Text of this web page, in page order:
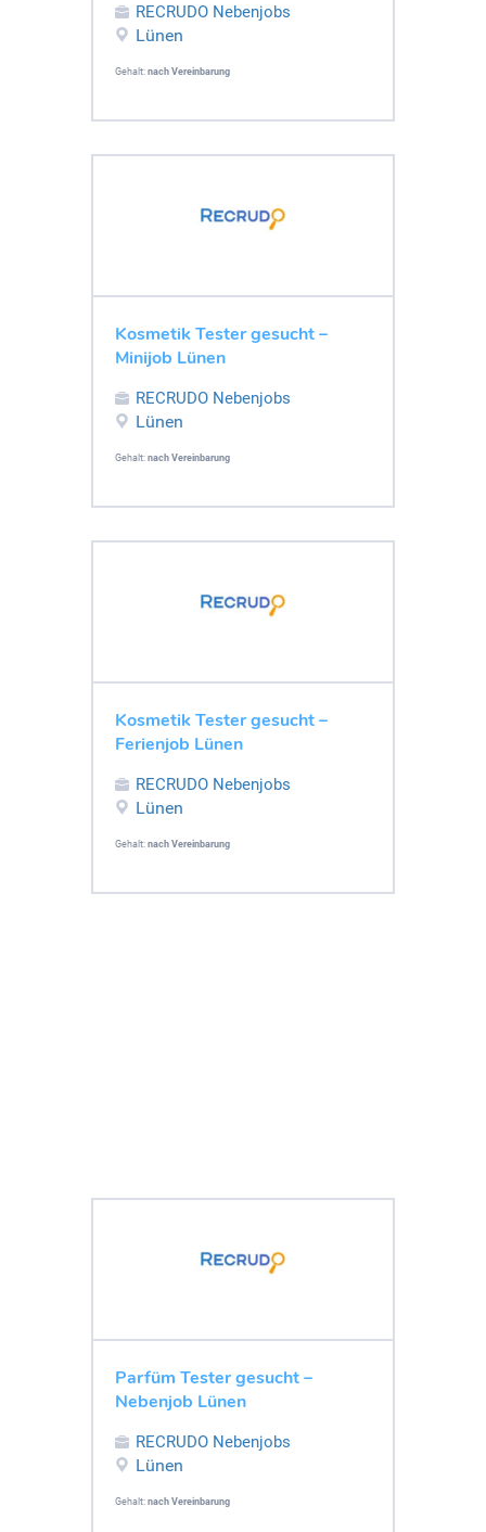
RECRUDO Nebenjobs
Lünen
Gehalt: nach Vereinbarung
Kosmetik Tester gesucht –
Minijob Lünen
RECRUDO Nebenjobs
Lünen
Gehalt: nach Vereinbarung
Kosmetik Tester gesucht –
Ferienjob Lünen
RECRUDO Nebenjobs
Lünen
Gehalt: nach Vereinbarung
Parfüm Tester gesucht –
Nebenjob Lünen
RECRUDO Nebenjobs
Lünen
Gehalt: nach Vereinbarung